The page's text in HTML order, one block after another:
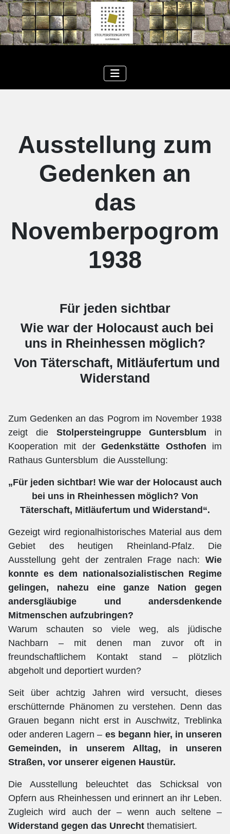
Ausstellung zum
Gedenken an
das
Novemberpogrom
1938
Für jeden sichtbar
Wie war der Holocaust auch bei
uns in Rheinhessen möglich?
Von Täterschaft, Mitläufertum und
Widerstand
Zum Gedenken an das Pogrom im November 1938
zeigt die Stolpersteingruppe Guntersblum in
Kooperation mit derGedenkstätte Osthofen im
Rathaus Guntersblum die Ausstellung:
„Für jeden sichtbar! Wie war der Holocaust auch
bei uns in Rheinhessen möglich? Von
Täterschaft, Mitläufertum und Widerstand“.
Gezeigt wird regionalhistorisches Material aus dem
Gebiet des heutigen Rheinland-Pfalz. Die
Ausstellung geht der zentralen Frage nach: Wie
konnte es dem nationalsozialistischen Regime
gelingen, nahezu eine ganze Nation gegen
andersgläubige und andersdenkende
Mitmenschen aufzubringen?
Warum schauten so viele weg, als jüdische
Nachbarn – mit denen man zuvor oft in
freundschaftlichem Kontakt stand – plötzlich
abgeholt und deportiert wurden?
Seit über achtzig Jahren wird versucht, dieses
erschütternde Phänomen zu verstehen. Denn das
Grauen begann nicht erst in Auschwitz, Treblinka
oder anderen Lagern – es begann hier, in unseren
Gemeinden, in unserem Alltag, in unseren
Straßen, vor unserer eigenen Haustür.
Die Ausstellung beleuchtet das Schicksal von
Opfern aus Rheinhessen und erinnert an ihr Leben.
Zugleich wird auch der – wenn auch seltene –
Widerstand gegen das Unrecht thematisiert.